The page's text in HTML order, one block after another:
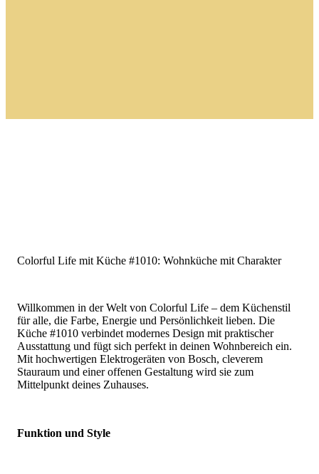
Colorful Life mit Küche #1010: Wohnküche mit Charakter
Willkommen in der Welt von Colorful Life – dem Küchenstil
für alle, die Farbe, Energie und Persönlichkeit lieben. Die
Küche #1010 verbindet modernes Design mit praktischer
Ausstattung und fügt sich perfekt in deinen Wohnbereich ein.
Mit hochwertigen Elektrogeräten von Bosch, cleverem
Stauraum und einer offenen Gestaltung wird sie zum
Mittelpunkt deines Zuhauses.
Funktion und Style